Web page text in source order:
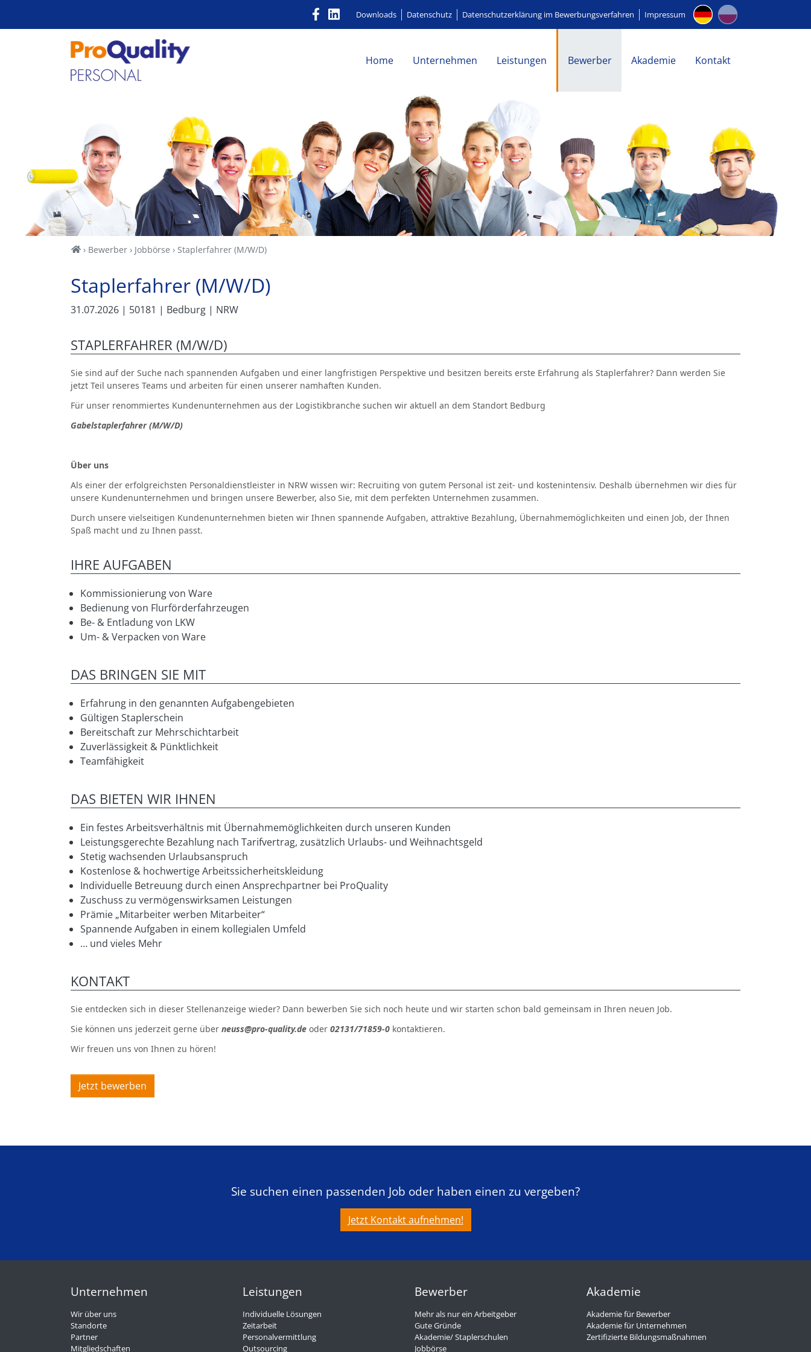
Downloads Datenschutz Datenschutzerklärung im Bewerbungsverfahren Impressum
Home Unternehmen Leistungen Bewerber Akademie Kontakt
Home
Bewerber Jobbörse Staplerfahrer (M/W/D)
Staplerfahrer (M/W/D)
31.07.2026 | 50181 | Bedburg | NRW
STAPLERFAHRER (M/W/D)
Sie sind auf der Suche nach spannenden Aufgaben und einer langfristigen Perspektive und besitzen bereits erste Erfahrung als Staplerfahrer? Dann werden Sie
jetzt Teil unseres Teams und arbeiten für einen unserer namhaften Kunden.
Für unser renommiertes Kundenunternehmen aus der Logistikbranche suchen wir aktuell an dem Standort Bedburg
Gabelstaplerfahrer (M/W/D)
Über uns
Als einer der erfolgreichsten Personaldienstleister in NRW wissen wir: Recruiting von gutem Personal ist zeit- und kostenintensiv. Deshalb übernehmen wir dies für
unsere Kundenunternehmen und bringen unsere Bewerber, also Sie, mit dem perfekten Unternehmen zusammen.
Durch unsere vielseitigen Kundenunternehmen bieten wir Ihnen spannende Aufgaben, attraktive Bezahlung, Übernahmemöglichkeiten und einen Job, der Ihnen
Spaß macht und zu Ihnen passt.
IHRE AUFGABEN
Kommissionierung von Ware
Bedienung von Flurförderfahrzeugen
Be- & Entladung von LKW
Um- & Verpacken von Ware
DAS BRINGEN SIE MIT
Erfahrung in den genannten Aufgabengebieten
Gültigen Staplerschein
Bereitschaft zur Mehrschichtarbeit
Zuverlässigkeit & Pünktlichkeit
Teamfähigkeit
DAS BIETEN WIR IHNEN
Ein festes Arbeitsverhältnis mit Übernahmemöglichkeiten durch unseren Kunden
Leistungsgerechte Bezahlung nach Tarifvertrag, zusätzlich Urlaubs- und Weihnachtsgeld
Stetig wachsenden Urlaubsanspruch
Kostenlose & hochwertige Arbeitssicherheitskleidung
Individuelle Betreuung durch einen Ansprechpartner bei ProQuality
Zuschuss zu vermögenswirksamen Leistungen
Prämie „Mitarbeiter werben Mitarbeiter“
Spannende Aufgaben in einem kollegialen Umfeld
… und vieles Mehr
KONTAKT
Sie entdecken sich in dieser Stellenanzeige wieder? Dann bewerben Sie sich noch heute und wir starten schon bald gemeinsam in Ihren neuen Job.
Sie können uns jederzeit gerne über neuss@pro-quality.de oder 02131/71859-0 kontaktieren.
Wir freuen uns von Ihnen zu hören!
Jetzt bewerben
Sie suchen einen passenden Job oder haben einen zu vergeben?
Jetzt Kontakt aufnehmen!
Unternehmen
Wir über uns
Standorte
Partner
Mitgliedschaften
Leistungen
Individuelle Lösungen
Zeitarbeit
Personalvermittlung
Outsourcing
Bewerber
Mehr als nur ein Arbeitgeber
Gute Gründe
Akademie/ Staplerschulen
Jobbörse
Akademie
Akademie für Bewerber
Akademie für Unternehmen
Zertifizierte Bildungsmaßnahmen